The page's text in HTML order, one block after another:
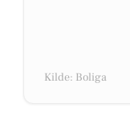
Kilde: Boliga